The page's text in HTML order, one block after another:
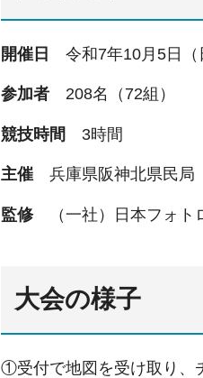
開催日 令和7年10月5日
参加者 208名（72組）
競技時間 3時間
主催 兵庫県阪神北県民局
監修（一社）日本フォト
大会の様子
①受付で地図を受け取り、